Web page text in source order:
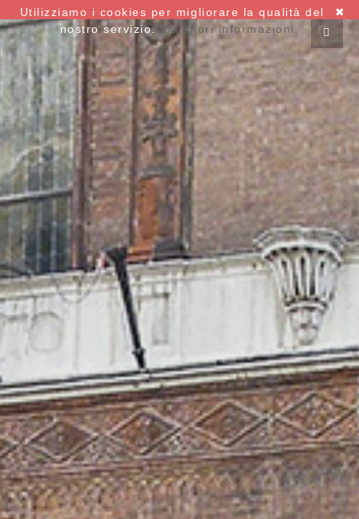
✖
Utilizziamo i cookies per migliorare la qualità del
nostro servizio. Maggiori informazioni.